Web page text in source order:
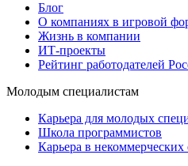
Блог
О компаниях в игровой
Жизнь в компании
ИТ-проекты
Рейтинг работодателей
Молодым специалистам
Карьера для молодых
Школа программистов
Карьера в некоммерческих